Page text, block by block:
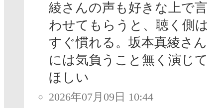
綾さんの声も好きな上で言
わせてもらうと、聴く側は
すぐ慣れる。坂本真綾さん
には気負うこと無く演じて
ほしい
2026年07月09日 10:44